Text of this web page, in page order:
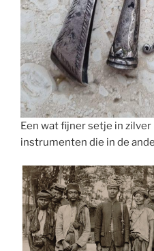
Een wat fijner setje in
instrumenten die in de